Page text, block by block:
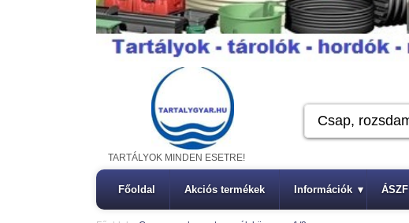
TARTÁLYOK MINDEN ESETRE!
Főoldal Akciós termékek Információk ▾ ÁSZF